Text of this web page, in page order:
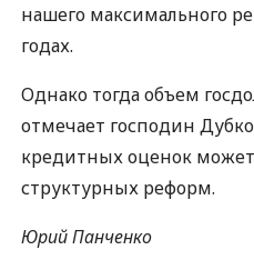
нашего максимального
годах.
Однако тогда объем
отмечает господин
кредитных оценок
структурных реформ.
Юрий Панченко